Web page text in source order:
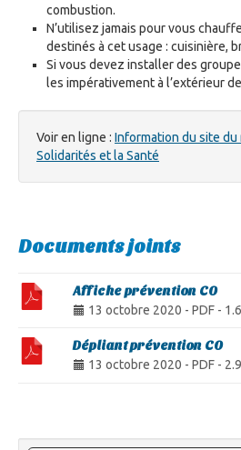
combustion.
N’utilisez jamais pour vous
destinés à cet usage : cuisinière,
Si vous devez installer des
les impérativement à l’extérieur
Voir en ligne : Information du site du
Solidarités et la Santé
Documents joints
Affiche prévention CO
13 octobre 2020 - PDF -
Dépliant prévention CO
13 octobre 2020 - PDF -